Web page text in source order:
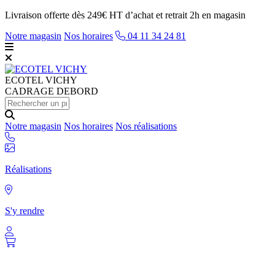
Livraison offerte dès 249€ HT d’achat et retrait 2h en magasin
Notre magasin Nos horaires 04 11 34 24 81
ECOTEL VICHY
CADRAGE DEBORD
Notre magasin Nos horaires Nos réalisations
Réalisations
S'y rendre